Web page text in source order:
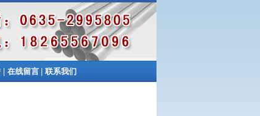
| 在线留言 | 联系我们